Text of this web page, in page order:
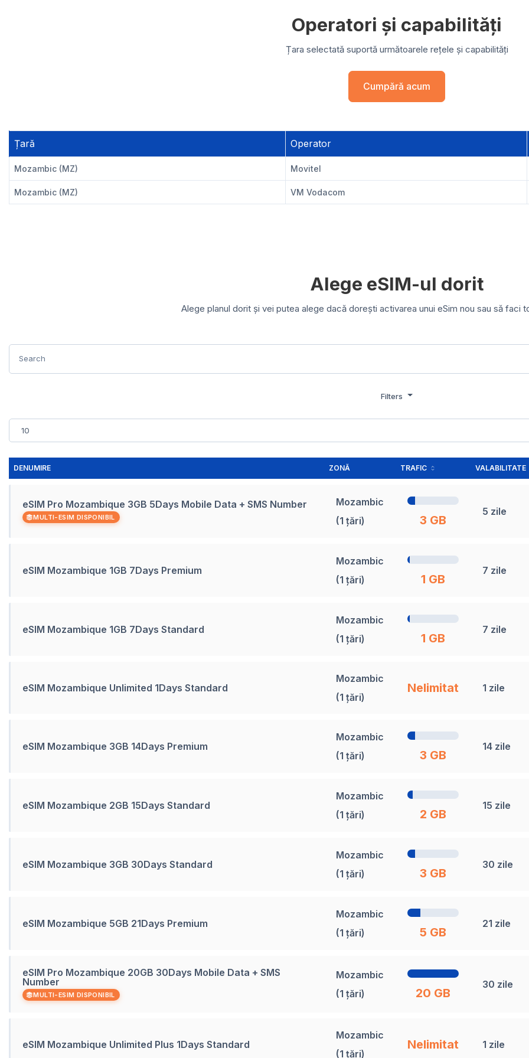
Operatori și capabilități
Țara selectată suportă următoarele rețele și capabilități
Cumpără acum
Țară Operator
Mozambic (MZ) Movitel
Mozambic (MZ) VM Vodacom
Alege eSIM-ul dorit
Alege planul dorit și vei putea alege dacă dorești activarea unui eSim nou sau să faci
Filters
DENUMIRE ZONĂ TRAFIC VALABILITATE
eSIM Pro Mozambique 3GB 5Days Mobile Data + SMS Number
MULTI-ESIM DISPONIBIL
Mozambic
(1 țări)
3 GB
5 zile
eSIM Mozambique 1GB 7Days Premium
Mozambic
(1 țări)
1 GB
7 zile
eSIM Mozambique 1GB 7Days Standard
Mozambic
(1 țări)
1 GB
7 zile
eSIM Mozambique Unlimited 1Days Standard
Mozambic
(1 țări)
Nelimitat 1 zile
eSIM Mozambique 3GB 14Days Premium
Mozambic
(1 țări)
3 GB
14 zile
eSIM Mozambique 2GB 15Days Standard
Mozambic
(1 țări)
2 GB
15 zile
eSIM Mozambique 3GB 30Days Standard
Mozambic
(1 țări)
3 GB
30 zile
eSIM Mozambique 5GB 21Days Premium
Mozambic
(1 țări)
5 GB
21 zile
eSIM Pro Mozambique 20GB 30Days Mobile Data + SMS
Number
MULTI-ESIM DISPONIBIL
Mozambic
(1 țări)
20 GB
30 zile
eSIM Mozambique Unlimited Plus 1Days Standard
Mozambic
(1 țări)
Nelimitat 1 zile